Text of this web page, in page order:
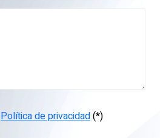
Política de privacidad(*)